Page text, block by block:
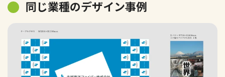
同じ業種のデザイン事例